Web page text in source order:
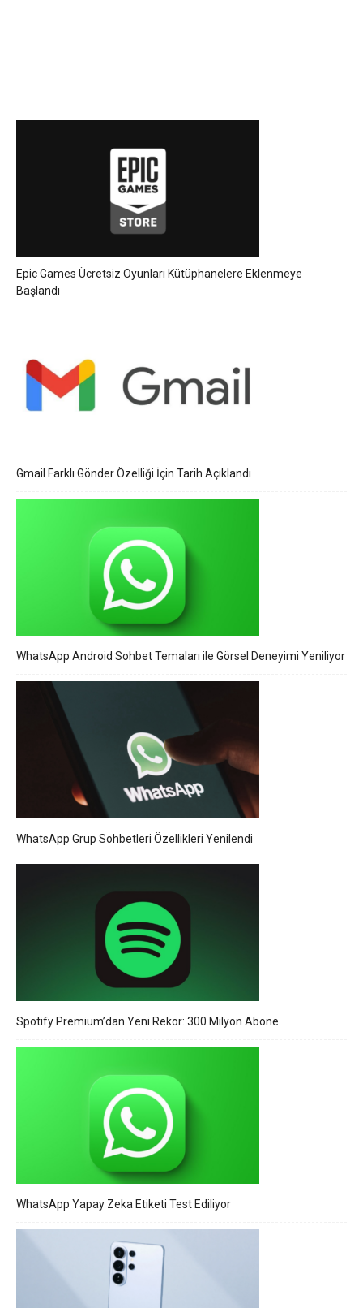
Epic Games Ücretsiz Oyunları Kütüphanelere Eklenmeye
Başlandı
Gmail Farklı Gönder Özelliği İçin Tarih Açıklandı
WhatsApp Android Sohbet Temaları ile Görsel Deneyimi Yeniliyor
WhatsApp Grup Sohbetleri Özellikleri Yenilendi
Spotify Premium’dan Yeni Rekor: 300 Milyon Abone
WhatsApp Yapay Zeka Etiketi Test Ediliyor